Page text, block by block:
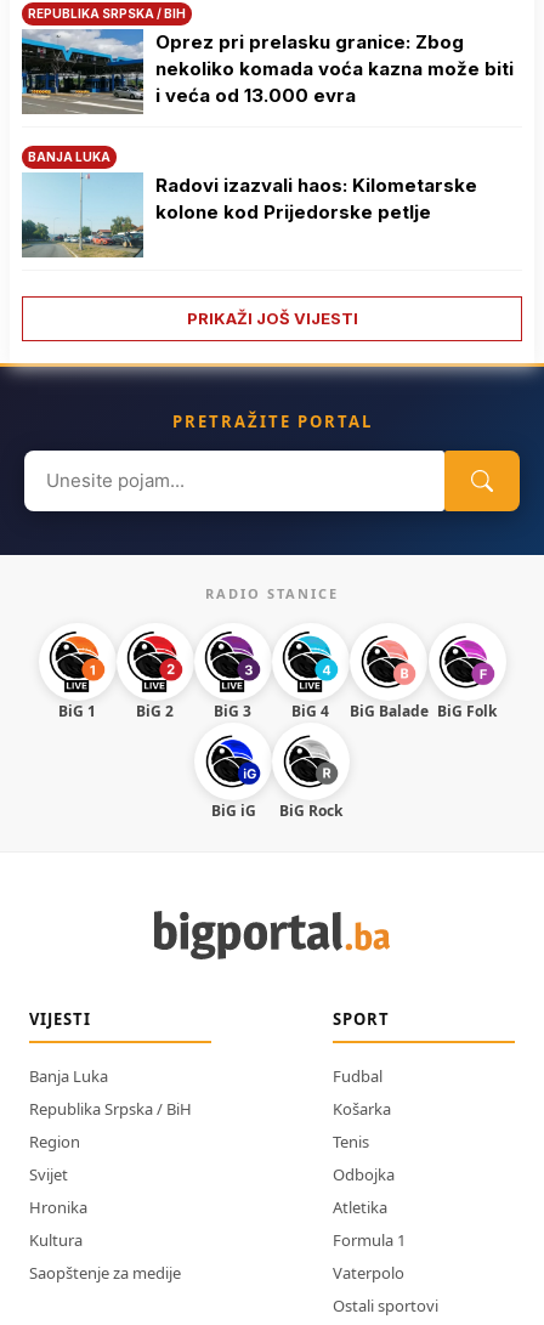
REPUBLIKA SRPSKA / BIH
Oprez pri prelasku granice: Zbog
nekoliko komada voća kazna može biti
i veća od 13.000 evra
BANJA LUKA
Radovi izazvali haos: Kilometarske
kolone kod Prijedorske petlje
PRIKAŽI JOŠ VIJESTI
PRETRAŽITE PORTAL
Search
for:
RADIO STANICE
BiG 1 BiG 2 BiG 3 BiG 4 BiG Balade BiG Folk
BiG iG BiG Rock
VIJESTI
Banja Luka
Republika Srpska / BiH
Region
Svijet
Hronika
Kultura
Saopštenje za medije
SPORT
Fudbal
Košarka
Tenis
Odbojka
Atletika
Formula 1
Vaterpolo
Ostali sportovi